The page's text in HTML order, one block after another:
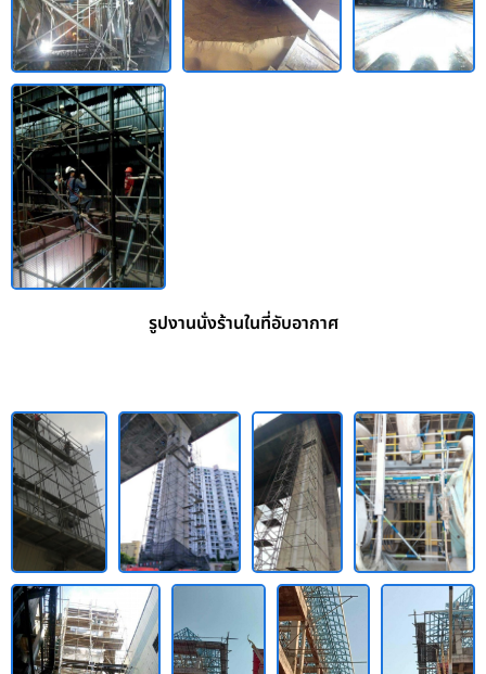
รูปงานนั่งร้านในที่อับอากาศ